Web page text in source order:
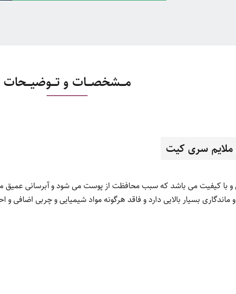
مـــشخصـــات و تـــوضیـــحات
ملایم سری کیت
و با کیفیت می باشد که سبب محافظت از پوست می شود و آبرسانی عمیق
بسیار بالایی دارد و فاقد هرگونه مواد شیمیایی و چربی اضافی